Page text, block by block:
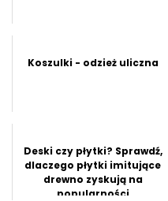
Koszulki - odzież uliczna
Deski czy płytki? Sprawdź,
dlaczego płytki imitujące
drewno zyskują na
popularności